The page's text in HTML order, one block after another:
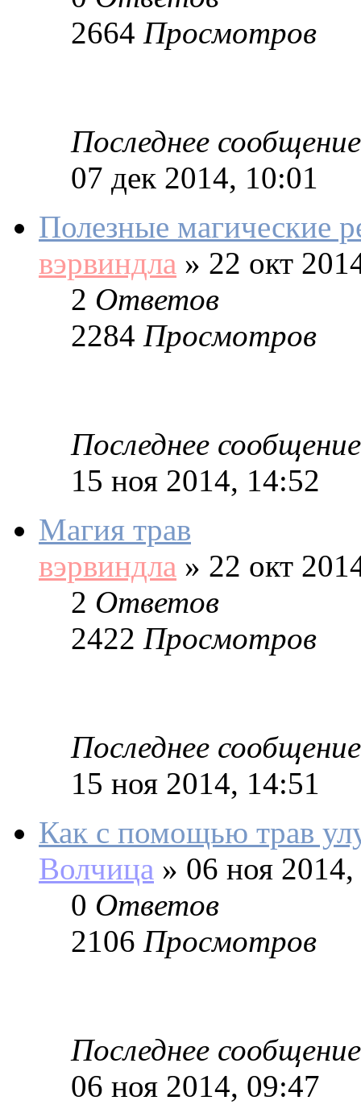
2664 Просмотров
Последнее сообщение
07 дек 2014, 10:01
Полезные магические
вэрвиндла » 22 окт
2 Ответов
2284 Просмотров
Последнее сообщение
15 ноя 2014, 14:52
Магия трав
вэрвиндла » 22 окт
2 Ответов
2422 Просмотров
Последнее сообщение
15 ноя 2014, 14:51
Как с помощью трав
Волчица » 06 ноя
0 Ответов
2106 Просмотров
Последнее сообщение
06 ноя 2014, 09:47